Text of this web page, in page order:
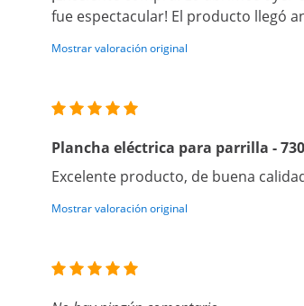
fue espectacular! El producto llegó
Mostrar valoración original
Plancha eléctrica para parrilla -
Excelente producto, de buena
Mostrar valoración original